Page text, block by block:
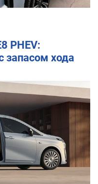
PHEV:
запасом хода